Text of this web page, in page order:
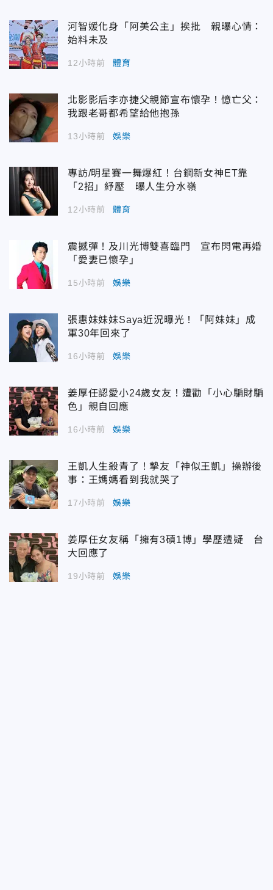
河智媛化身「阿美公主」挨批 親曝心情：
始料未及
12小時前 體育
北影影后李亦捷父親節宣布懷孕！憶亡父：
我跟老哥都希望給他抱孫
13小時前 娛樂
專訪/明星賽一舞爆紅！台鋼新女神ET靠
「2招」紓壓 曝人生分水嶺
12小時前 體育
震撼彈！及川光博雙喜臨門 宣布閃電再婚
「愛妻已懷孕」
15小時前 娛樂
張惠妹妹妹Saya近況曝光！「阿妹妹」成
軍30年回來了
16小時前 娛樂
姜厚任認愛小24歲女友！遭勸「小心騙財騙
色」親自回應
16小時前 娛樂
王凱人生殺青了！摯友「神似王凱」操辦後
事：王媽媽看到我就哭了
17小時前 娛樂
姜厚任女友稱「擁有3碩1博」學歷遭疑 台
大回應了
19小時前 娛樂